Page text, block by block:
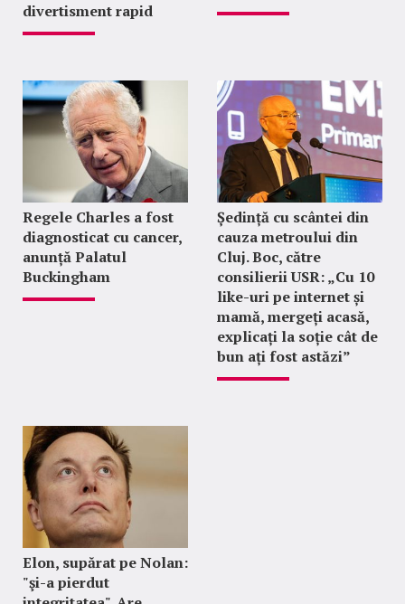
divertisment rapid
Regele Charles a fost
diagnosticat cu cancer,
anunță Palatul
Buckingham
Ședință cu scântei din
cauza metroului din
Cluj. Boc, către
consilierii USR: „Cu 10
like-uri pe internet și
mamă, mergeți acasă,
explicați la soție cât de
bun ați fost astăzi”
Elon, supărat pe Nolan:
"şi-a pierdut